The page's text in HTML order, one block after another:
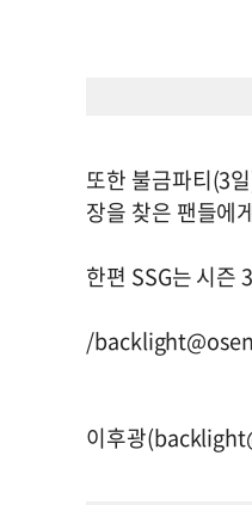
또한 불금파티(3
장을 찾은 팬들에
한편 SSG는 시즌
/
이후광(